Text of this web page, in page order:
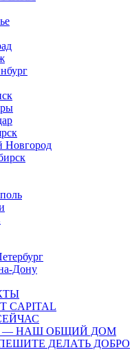
Дону
CAPITAL
— НАШ ОБЩИЙ ДОМ
ДЕЛАТЬ ДОБРО